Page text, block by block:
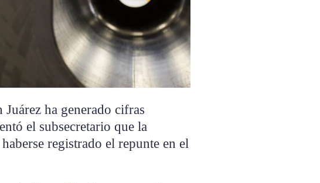
ha generado cifras
el subsecretario que la
registrado el repunte en el